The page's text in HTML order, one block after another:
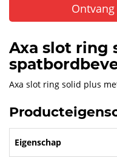
Axa slot ring
Axa slot ring solid plus
Eigenschap